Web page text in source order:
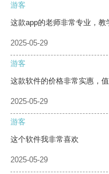
游客
这款app的老师非常专业，教
2025-05-29
游客
这款软件的价格非常实惠，值
2025-05-29
游客
这个软件我非常喜欢
2025-05-29